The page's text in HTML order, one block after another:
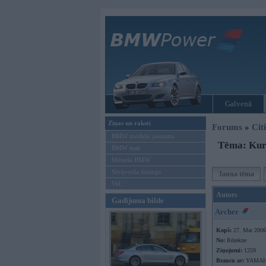
Galvenā
Ziņas un raksti
BMW modeļu jaunumi
BMW testi
Mēneša BMW
Sērijveida tūnings
Vel...
Gadījuma bilde
Forums »
Tēma:
Jauna tēma
Autors
Archer
Kopš: 27. Mar 2006
No: Rēzekne
Ziņojumi: 1259
Braucu ar: